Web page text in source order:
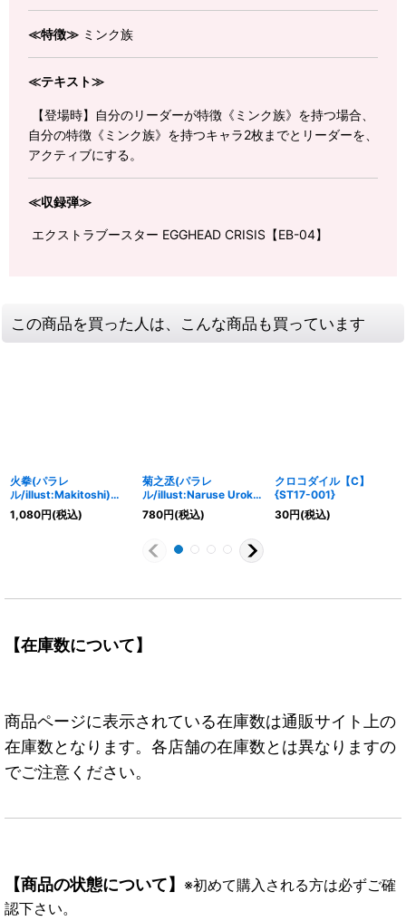
≪特徴≫ ミンク族
≪テキスト≫
【登場時】自分のリーダーが特徴《ミンク族》を持つ場合、
自分の特徴《ミンク族》を持つキャラ2枚までとリーダーを、
アクティブにする。
≪収録弾≫
エクストラブースター EGGHEAD CRISIS【EB-04】
この商品を買った人は、こんな商品も買っています
火拳(パラレ
ル/illust:Makitoshi)
【R/P】{OP03-018}
1,080円(税込)
菊之丞(パラレ
ル/illust:Naruse Uroko)
【SR/P】{EB04-012}
780円(税込)
クロコダイル【C】
{ST17-001}
30円(税込)
【在庫数について】
商品ページに表示されている在庫数は通販サイト上の
在庫数となります。各店舗の在庫数とは異なりますの
でご注意ください。
【商品の状態について】 ※初めて購入される方は必ずご確
認下さい。